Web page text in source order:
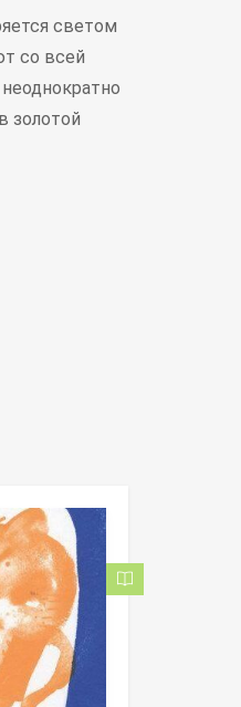
светом
со всей
золотой